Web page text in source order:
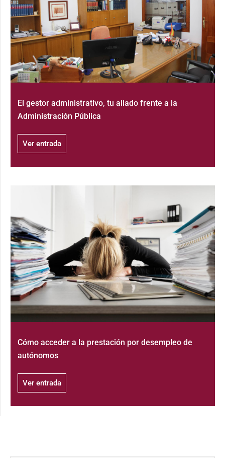
El gestor administrativo, tu aliado frente a la
Administración Pública
Ver entrada
Cómo acceder a la prestación por desempleo de
autónomos
Ver entrada